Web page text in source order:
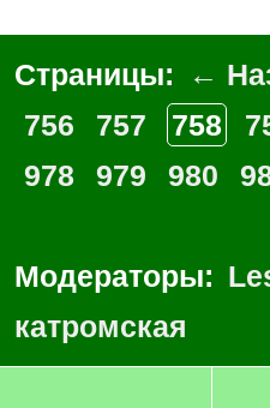
Страницы: ←
756
757 758
978
979 980
Модераторы:
катромская